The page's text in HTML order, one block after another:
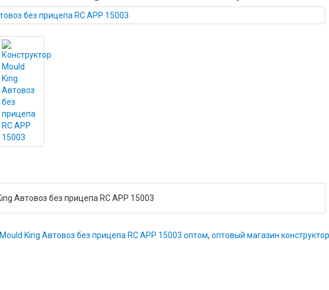
Автовоз без прицепа RC APP 15003
King Автовоз без прицепа RC APP 15003 оптом, оптовый магазин